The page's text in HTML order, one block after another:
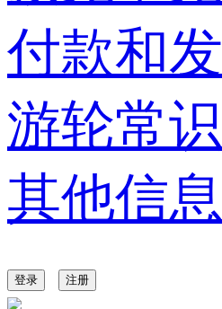
付款和
游轮常识
其他信息
登录 注册